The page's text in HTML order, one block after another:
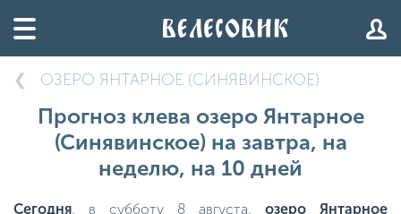
ОЗЕРО ЯНТАРНОЕ (СИНЯВИНСКОЕ)
Прогноз клева озеро Янтарное
(Синявинское) на завтра, на
неделю, на 10 дней
Сегодня, в субботу 8 августа, озеро Янтарное